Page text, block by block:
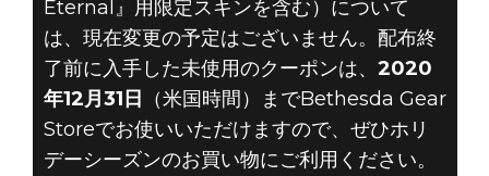
の報酬における
変更のお知らせ
Eternal』用限定スキンを含む）について
は、現在変更の予定はございません。配布終
了前に入手した未使用のクーポンは、 2020
年12月31日
（米国時間）までBethesda Gear
Storeでお使いいただけますので、ぜひホリ
デーシーズンのお買い物にご利用ください。